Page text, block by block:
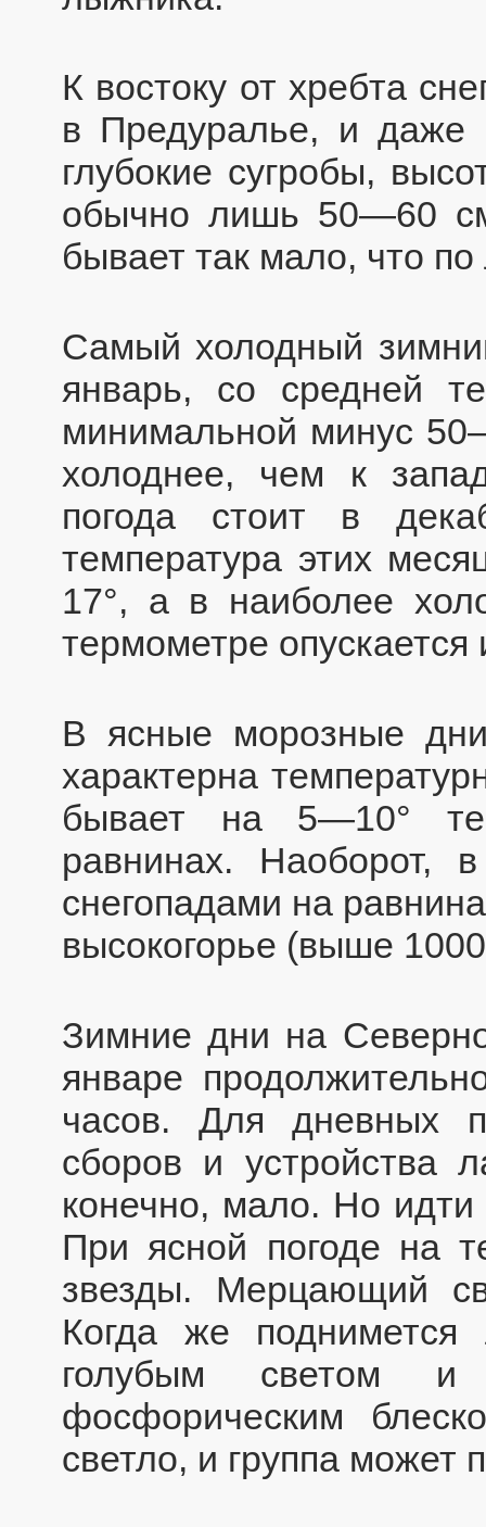
К востоку от хребта
в Предуралье, и даже
глубокие сугробы,
обычно лишь 50—60
бывает так мало, что
Самый холодный
январь, со средней
минимальной минус
холоднее, чем к
погода стоит в
температура этих
17°, а в наиболее
термометре
В ясные морозные
характерна
бывает на 5—10°
равнинах. Наоборот,
снегопадами на
высокогорье (выше
Зимние дни на
январе
часов. Для дневных
сборов и устройства
конечно, мало. Но
При ясной погоде на
звезды. Мерцающий
Когда же поднимется
голубым светом и
фосфорическим
светло, и группа может